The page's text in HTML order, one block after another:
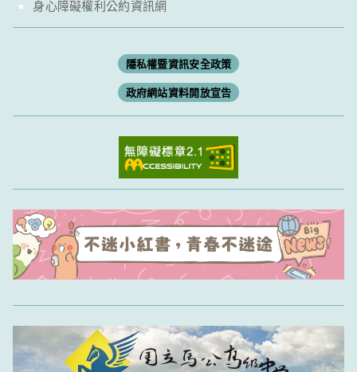
身心障礙權利公約資訊網
隱私權暨資訊安全政策
政府網站資料開放宣告